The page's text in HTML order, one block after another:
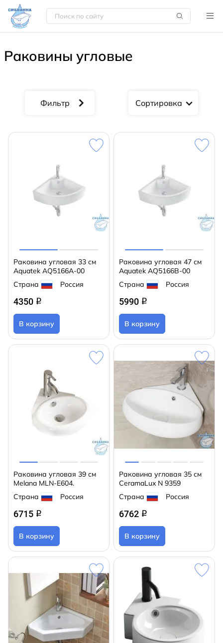
Раковины угловые
Сортировка
Раковина угловая 33 см
Aquatek AQ5166A-00
Страна
Россия
4350 q
В корзину
Раковина угловая 47 см
Aquatek AQ5166B-00
Страна
Россия
5990 q
В корзину
Раковина угловая 39 см
Melana MLN-E604.
Страна
Россия
6715 q
В корзину
Раковина угловая 35 см
CeramaLux N 9359
Страна
Россия
6762 q
В корзину